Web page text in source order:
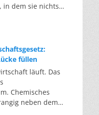
in dem sie nichts
schneller. Die
bestätigt dieses
nie zuvor wurden
gingen netto
Der Bestand
Das gesetzliche
zum Jahresende ist
füllen
läuft. Das
Chemisches
neben dem